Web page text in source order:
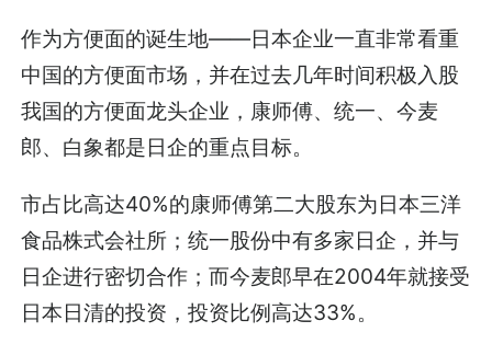
作为方便面的诞生地——日本企业一直非常看重
中国的方便面市场，并在过去几年时间积极入股
我国的方便面龙头企业，康师傅、统一、今麦
郎、白象都是日企的重点目标。
市占比高达40%的康师傅第二大股东为日本三洋
食品株式会社所；统一股份中有多家日企，并与
日企进行密切合作；而今麦郎早在2004年就接受
日本日清的投资，投资比例高达33%。